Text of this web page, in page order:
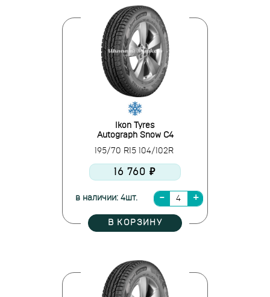
Ikon Tyres
Autograph Snow C4
195/70 R15 104/102R
16 760 ₽
в наличии: 4шт.
В КОРЗИНУ